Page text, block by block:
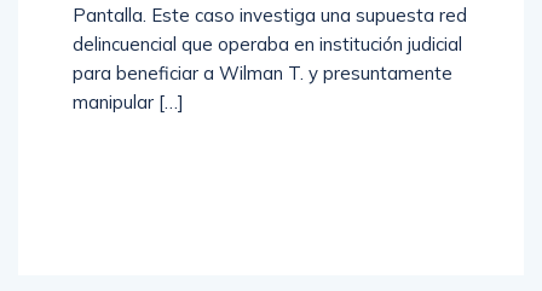
Pantalla. Este caso investiga una supuesta red
delincuencial que operaba en institución judicial
para beneficiar a Wilman T. y presuntamente
manipular […]